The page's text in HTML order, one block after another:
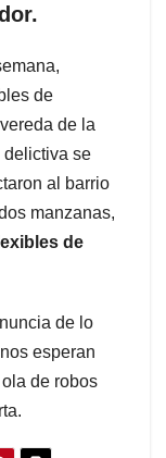
de
de la
delictiva se
al barrio
manzanas,
de
de lo
esperan
de robos